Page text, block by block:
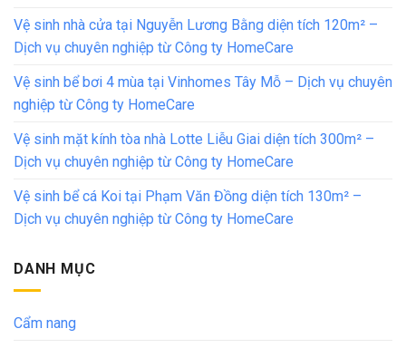
Vệ sinh nhà cửa tại Nguyễn Lương Bằng diện tích 120m² –
Dịch vụ chuyên nghiệp từ Công ty HomeCare
Vệ sinh bể bơi 4 mùa tại Vinhomes Tây Mỗ – Dịch vụ chuyên
nghiệp từ Công ty HomeCare
Vệ sinh mặt kính tòa nhà Lotte Liễu Giai diện tích 300m² –
Dịch vụ chuyên nghiệp từ Công ty HomeCare
Vệ sinh bể cá Koi tại Phạm Văn Đồng diện tích 130m² –
Dịch vụ chuyên nghiệp từ Công ty HomeCare
DANH MỤC
Cẩm nang